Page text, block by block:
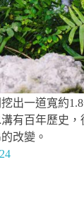
出一道寬約
有百年歷史，
改變。